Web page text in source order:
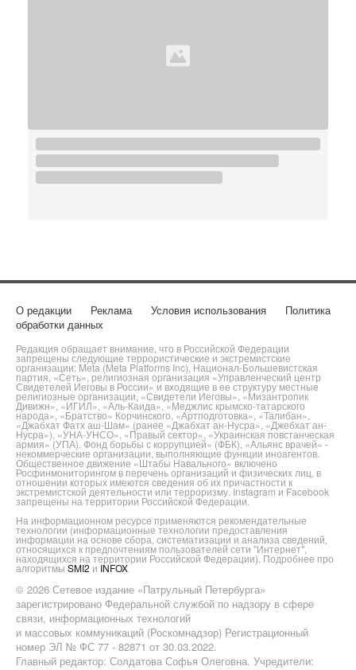
О редакции Реклама Условия использования
Политика
обработки данных
Редакция обращает внимание, что в Российской Федерации
запрещены следующие террористические и экстремистские
организации: Meta (Meta Platforms Inc), Национал-Большевистская
партия, «Сеть», религиозная организация «Управленческий центр
Свидетелей Иеговы в России» и входящие в ее структуру местные
религиозные организации, «Свидетели Иеговы», «Мизантропик
Дивижн», «ИГИЛ», «Аль-Каида», «Меджлис крымско-татарского
народа», «Братство» Корчинского, «Артподготовка», «Талибан»,
«Джабхат Фатх аш-Шам» (ранее «Джабхат ан-Нусра», «Джебхат ан-
Нусра»), «УНА-УНСО», «Правый сектор», «Украинская повстанческая
армия» (УПА). Фонд борьбы с коррупцией» (ФБК), «Альянс врачей» -
некоммерческие организации, выполняющие функции иноагентов.
Общественное движение «Штабы Навального» включено
Росфинмониторингом в перечень организаций и физических лиц, в
отношении которых имеются сведения об их причастности к
экстремистской деятельности или терроризму. Instagram и Facebook
запрещены на территории Российской Федерации.
На информационном ресурсе применяются рекомендательные
технологии (информационные технологии предоставления
информации на основе сбора, систематизации и анализа сведений,
относящихся к предпочтениям пользователей сети "Интернет",
находящихся на территории Российской Федерации). Подробнее про
алгоритмы SMI2 и INFOX
© 2026 Сетевое издание «Патрульный Петербурга»
зарегистрировано Федеральной службой по надзору в сфере
связи, информационных технологий
и массовых коммуникаций (Роскомнадзор) Регистрационный
номер ЭЛ № ФС 77 - 82871 от 30.03.2022.
Главный редактор: Солдатова Софья Олеговна. Учредители: